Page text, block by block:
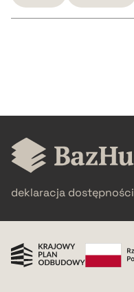
BIBTEX
deklaracja dostępności